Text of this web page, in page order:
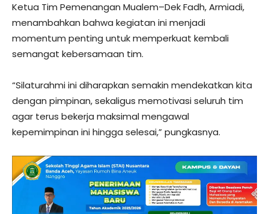
Ketua Tim Pemenangan Mualem–Dek Fadh, Armiadi,
menambahkan bahwa kegiatan ini menjadi
momentum penting untuk memperkuat kembali
semangat kebersamaan tim.
“Silaturahmi ini diharapkan semakin mendekatkan kita
dengan pimpinan, sekaligus memotivasi seluruh tim
agar terus bekerja maksimal mengawal
kepemimpinan ini hingga selesai,” pungkasnya.